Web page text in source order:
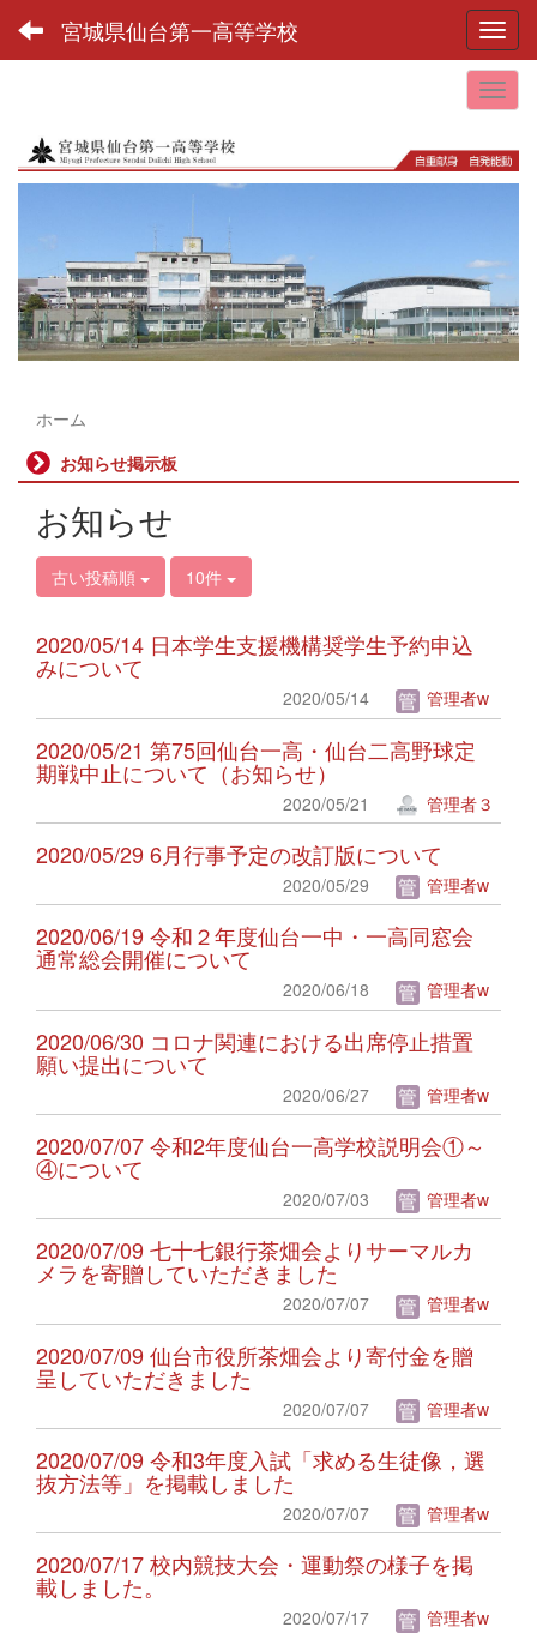
宮城県仙台第一高等学校
ホーム
お知らせ掲示板
お知らせ
古い投稿順 10件
2020/05/14 日本学生支援機構奨学生予約申込
みについて
2020/05/14 管理者w
2020/05/21 第75回仙台一高・仙台二高野球定
期戦中止について（お知らせ）
2020/05/21 管理者３
2020/05/29 6月行事予定の改訂版について
2020/05/29 管理者w
2020/06/19 令和２年度仙台一中・一高同窓会
通常総会開催について
2020/06/18 管理者w
2020/06/30 コロナ関連における出席停止措置
願い提出について
2020/06/27 管理者w
2020/07/07 令和2年度仙台一高学校説明会①～
④について
2020/07/03 管理者w
2020/07/09 七十七銀行茶畑会よりサーマルカ
メラを寄贈していただきました
2020/07/07 管理者w
2020/07/09 仙台市役所茶畑会より寄付金を贈
呈していただきました
2020/07/07 管理者w
2020/07/09 令和3年度入試「求める生徒像，選
抜方法等」を掲載しました
2020/07/07 管理者w
2020/07/17 校内競技大会・運動祭の様子を掲
載しました。
2020/07/17 管理者w